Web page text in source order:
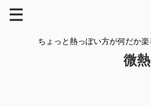
ちょっと熱っぽい方が何だか楽
微熱